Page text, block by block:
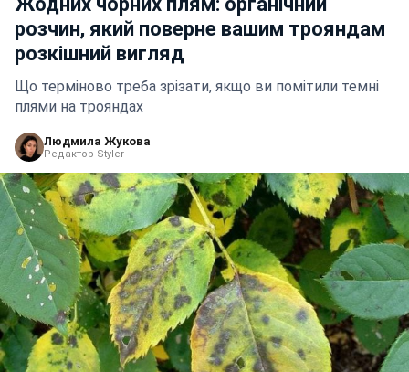
розчин, який поверне вашим трояндам
розкішний вигляд
Що терміново треба зрізати, якщо ви помітили темні
плями на трояндах
Людмила Жукова
Редактор Styler